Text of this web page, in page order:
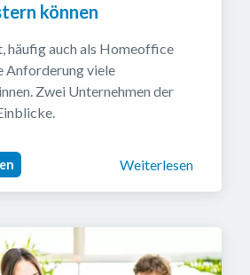
können
häufig auch als Homeoffice
Anforderung viele
Zwei Unternehmen der
Weiterlesen